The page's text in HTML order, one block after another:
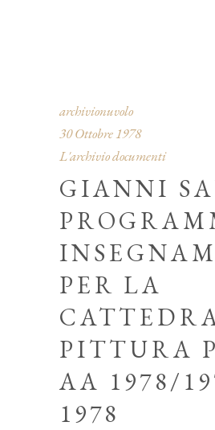
archivionuvolo
30 Ottobre 1978
L'archivio documenti
GIANNI
PER LA
PITTURA
AA 1978/
1978